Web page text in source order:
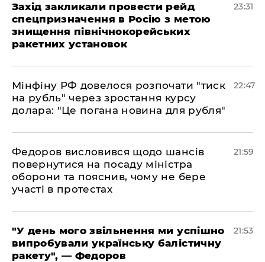
​Захід закликали провести рейд
спецпризначення в Росію з метою
знищення північнокорейських
ракетних установок
23:31
​Мінфіну РФ довелося розпочати "тиск
на рубль" через зростання курсу
долара: "Це погана новина для рубля"
22:47
​Федоров висловився щодо шансів
повернутися на посаду міністра
оборони та пояснив, чому не бере
участі в протестах
21:59
​"У день мого звільнення ми успішно
випробували українську балістичну
ракету", — Федоров
21:53